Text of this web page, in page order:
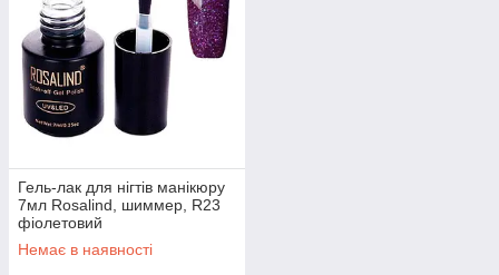
Гель-лак для нігтів манікюру
7мл Rosalind, шиммер, R23
фіолетовий
Немає в наявності